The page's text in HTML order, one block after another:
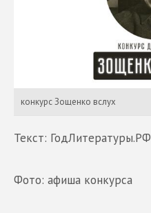
конкурс Зощенко вслух
Текст: ГодЛитературы.РФ
Фото: афиша конкурса